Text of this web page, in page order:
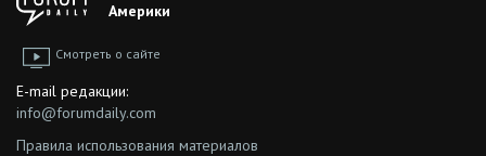
Америки
Смотреть о сайте
E-mail редакции:
info@forumdaily.com
Правила использования материалов